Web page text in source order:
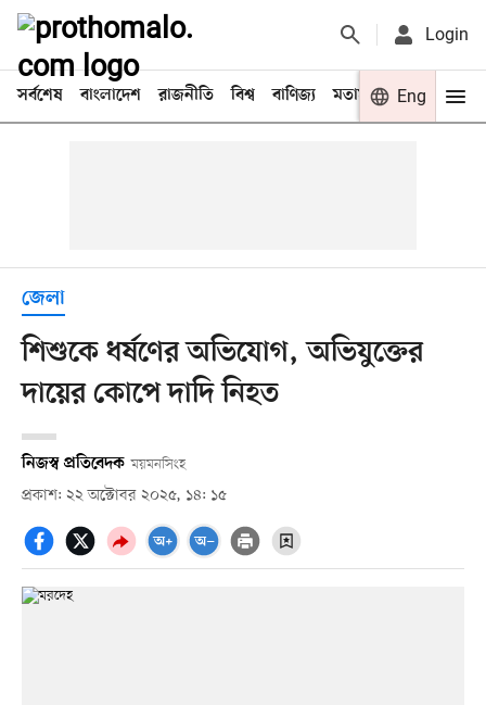
Login
সর্বশেষ বাংলাদেশ রাজনীতি বিশ্ব বাণিজ্য মতামত খেলা
Eng
জেলা
শিশুকে ধর্ষণের অভিযোগ, অভিযুক্তের
দায়ের কোপে দাদি নিহত
নিজস্ব প্রতিবেদক ময়মনসিংহ
প্রকাশ: ২২ অক্টোবর ২০২৫, ১৪: ১৫